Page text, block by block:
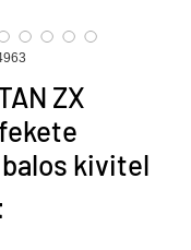
ZX
kivitel